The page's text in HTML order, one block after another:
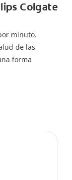
Colgate
minuto.
de las
forma